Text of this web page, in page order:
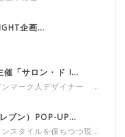
企画...
催「サロン・ド I...
ンマーク人デザイナー ...
ブン）POP-UP...
スタイルを保ちつつ現...